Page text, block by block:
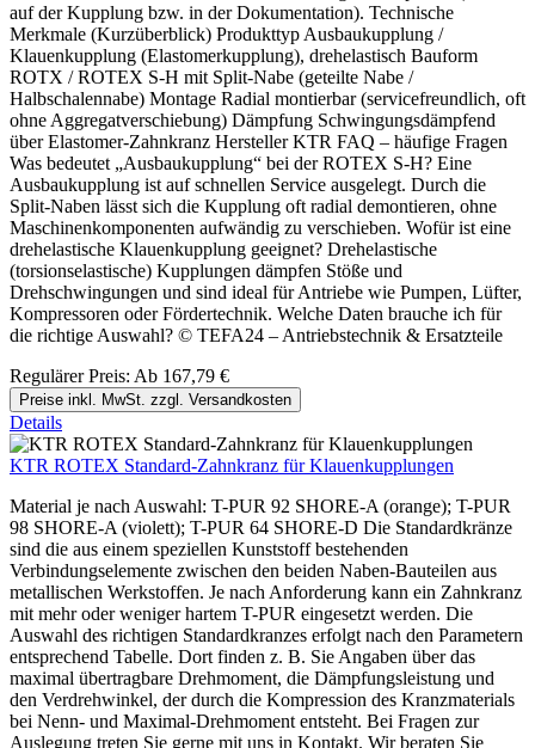
auf der Kupplung bzw. in der Dokumentation). Technische
Merkmale (Kurzüberblick) Produkttyp Ausbaukupplung /
Klauenkupplung (Elastomerkupplung), drehelastisch Bauform
ROTX / ROTEX S-H mit Split-Nabe (geteilte Nabe /
Halbschalennabe) Montage Radial montierbar (servicefreundlich, oft
ohne Aggregatverschiebung) Dämpfung Schwingungsdämpfend
über Elastomer-Zahnkranz Hersteller KTR FAQ – häufige Fragen
Was bedeutet „Ausbaukupplung“ bei der ROTEX S-H? Eine
Ausbaukupplung ist auf schnellen Service ausgelegt. Durch die
Split-Naben lässt sich die Kupplung oft radial demontieren, ohne
Maschinenkomponenten aufwändig zu verschieben. Wofür ist eine
drehelastische Klauenkupplung geeignet? Drehelastische
(torsionselastische) Kupplungen dämpfen Stöße und
Drehschwingungen und sind ideal für Antriebe wie Pumpen, Lüfter,
Kompressoren oder Fördertechnik. Welche Daten brauche ich für
die richtige Auswahl? © TEFA24 – Antriebstechnik & Ersatzteile
Regulärer Preis: Ab 167,79 €
Preise inkl. MwSt. zzgl. Versandkosten
Details
KTR ROTEX Standard-Zahnkranz für Klauenkupplungen
Material je nach Auswahl: T-PUR 92 SHORE-A (orange); T-PUR
98 SHORE-A (violett); T-PUR 64 SHORE-D Die Standardkränze
sind die aus einem speziellen Kunststoff bestehenden
Verbindungselemente zwischen den beiden Naben-Bauteilen aus
metallischen Werkstoffen. Je nach Anforderung kann ein Zahnkranz
mit mehr oder weniger hartem T-PUR eingesetzt werden. Die
Auswahl des richtigen Standardkranzes erfolgt nach den Parametern
entsprechend Tabelle. Dort finden z. B. Sie Angaben über das
maximal übertragbare Drehmoment, die Dämpfungsleistung und
den Verdrehwinkel, der durch die Kompression des Kranzmaterials
bei Nenn- und Maximal-Drehmoment entsteht. Bei Fragen zur
Auslegung treten Sie gerne mit uns in Kontakt. Wir beraten Sie